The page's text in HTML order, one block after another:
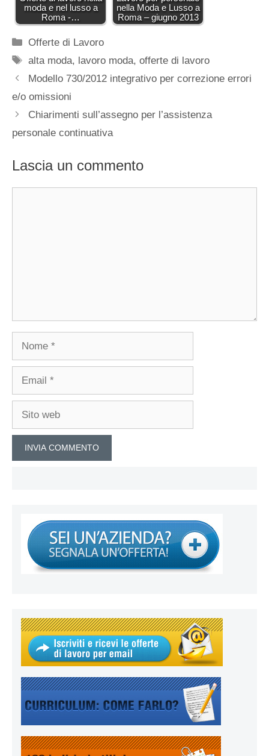
moda e nel lusso a
Roma -…
nella Moda e Lusso a
Roma – giugno 2013
Categorie
Offerte di Lavoro
Tag
alta moda, lavoro moda,offerte di lavoro
Modello 730/2012 integrativo per correzione errori
e/o omissioni
Chiarimenti sull’assegno per l’assistenza
personale continuativa
Lascia un commento
Nome
Email
Sito